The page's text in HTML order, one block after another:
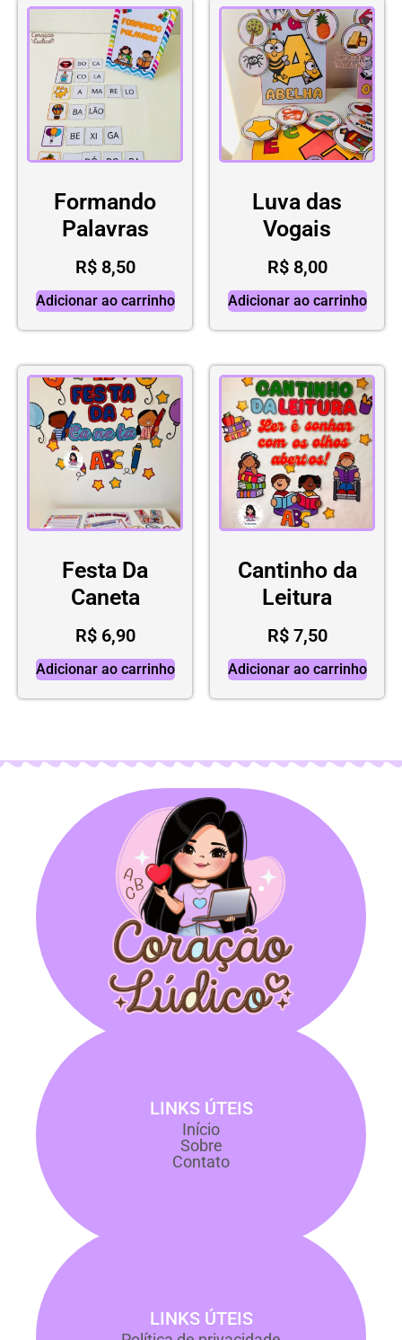
Formando
Palavras
R$8,50
Adicionar ao carrinho
Luva das
Vogais
R$8,00
Adicionar ao carrinho
Festa Da
Caneta
R$6,90
Adicionar ao carrinho
Cantinho da
Leitura
R$7,50
Adicionar ao carrinho
LINKS ÚTEIS
Início
Sobre
Contato
LINKS ÚTEIS